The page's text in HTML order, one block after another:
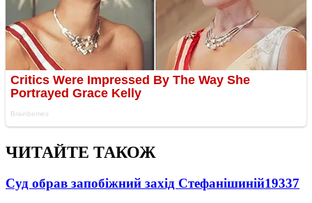
ЧИТАЙТЕ ТАКОЖ
Суд обрав запобіжний захід Стефанішиній19337